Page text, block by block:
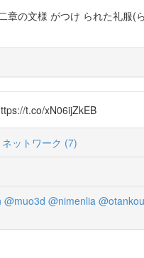
の文様 がつけ られた礼服(
t.co/xN06ijZkEB
ットワーク (7)
@muo3d @nimenlia